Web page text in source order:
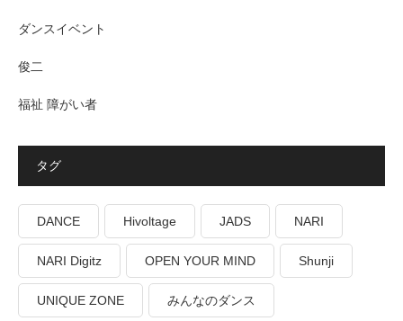
ダンスイベント
俊二
福祉 障がい者
タグ
DANCE Hivoltage JADS NARI
NARI Digitz OPEN YOUR MIND Shunji
UNIQUE ZONE みんなのダンス